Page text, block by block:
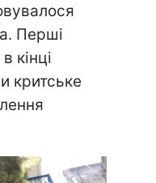
Перші
кінці
критське